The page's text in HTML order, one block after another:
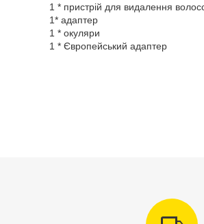
1 * пристрій для видалення
1* адаптер
1 * окуляри
1 * Європейський адаптер